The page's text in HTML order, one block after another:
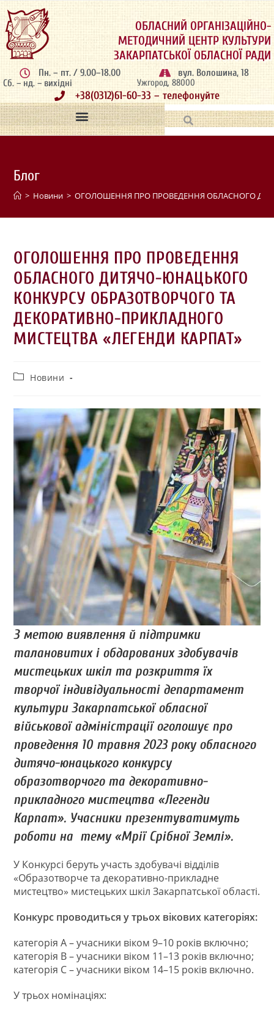
ОБЛАСНИЙ ОРГАНІЗАЦІЙНО-
МЕТОДИЧНИЙ ЦЕНТР КУЛЬТУРИ
ЗАКАРПАТСЬКОЇ ОБЛАСНОЇ РАДИ
Пн. – пт. / 9.00–18.00
Сб. – нд. – вихідні
вул. Волошина, 18
Ужгород, 88000
+38(0312)61-60-33 – телефонуйте
Блог
> Новини > ОГОЛОШЕННЯ ПРО ПРОВЕДЕННЯ ОБЛАСНОГО
ОГОЛОШЕННЯ ПРО ПРОВЕДЕННЯ
ОБЛАСНОГО ДИТЯЧО-ЮНАЦЬКОГО
КОНКУРСУ ОБРАЗОТВОРЧОГО ТА
ДЕКОРАТИВНО-ПРИКЛАДНОГО
МИСТЕЦТВА «ЛЕГЕНДИ КАРПАТ»
Новини
З метою виявлення й підтримки
талановитих і обдарованих здобувачів
мистецьких шкіл та розкриття їх
творчої індивідуальності департамент
культури Закарпатської обласної
військової адміністрації оголошує про
проведення 10 травня 2023 року обласного
дитячо-юнацького конкурсу
образотворчого та декоративно-
прикладного мистецтва «Легенди
Карпат». Учасники презентуватимуть
роботи на тему «Мрії Срібної Землі».
У Конкурсі беруть участь здобувачі відділів
«Образотворче та декоративно-прикладне
мистецтво» мистецьких шкіл Закарпатської області.
Конкурс проводиться у трьох вікових категоріях:
категорія А – учасники віком 9–10 років включно;
категорія В – учасники віком 11–13 років включно;
категорія С – учасники віком 14–15 років включно.
У трьох номінаціях: